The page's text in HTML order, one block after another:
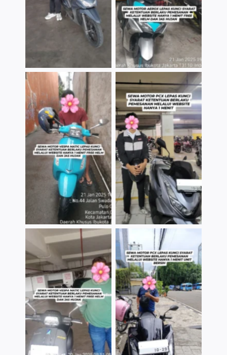
TNo Caption TNo Caption
TNo Caption TNo Caption